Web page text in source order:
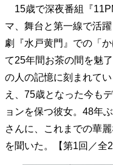
トップが描く未来
重圧との向き合い方
忘れられない言葉
ライフスタイル・生き方
15歳で深夜番組『
マ、舞台と第一線で活
劇『水戸黄門』での「
て25年間お茶の間を魅
の人の記憶に刻まれて
え、75歳となった今も
ョンを保つ彼女。48年
さんに、これまでの華
を聞いた。【第1回／